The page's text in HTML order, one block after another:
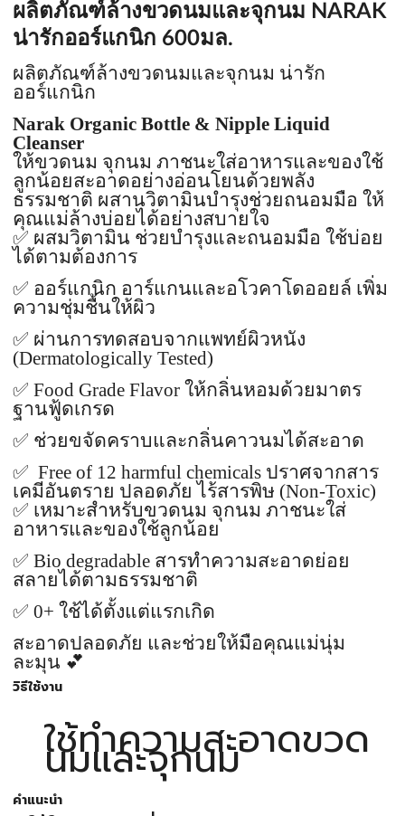
ผลิตภัณฑ์ล้างขวดนมและจุกนม NARAK
น่ารักออร์แกนิก 600มล.
ผลิตภัณฑ์ล้างขวดนมและจุกนม น่ารัก
ออร์แกนิก
Narak Organic Bottle & Nipple Liquid
Cleanser
ให้ขวดนม จุกนม ภาชนะใส่อาหารและของใช้
ลูกน้อยสะอาดอย่างอ่อนโยนด้วยพลัง
ธรรมชาติ ผสานวิตามินบำรุงช่วยถนอมมือ ให้
คุณแม่ล้างบ่อยได้อย่างสบายใจ
✅ ผสมวิตามิน ช่วยบำรุงและถนอมมือ ใช้บ่อย
ได้ตามต้องการ
✅ ออร์แกนิก อาร์แกนและอโวคาโดออยล์ เพิ่ม
ความชุ่มชื้นให้ผิว
✅ ผ่านการทดสอบจากแพทย์ผิวหนัง
(Dermatologically Tested)
✅ Food Grade Flavor ให้กลิ่นหอมด้วยมาตร
ฐานฟู้ดเกรด
✅ ช่วยขจัดคราบและกลิ่นคาวนมได้สะอาด
✅ Free of 12 harmful chemicals ปราศจากสาร
เคมีอันตราย ปลอดภัย ไร้สารพิษ (Non-Toxic)
✅ เหมาะสำหรับขวดนม จุกนม ภาชนะใส่
อาหารและของใช้ลูกน้อย
✅ Bio degradable สารทำความสะอาดย่อย
สลายได้ตามธรรมชาติ
✅ 0+ ใช้ได้ตั้งแต่แรกเกิด
สะอาดปลอดภัย และช่วยให้มือคุณแม่นุ่ม
ละมุน 💕
วิธีใช้งาน
ใช้ทำความสะอาดขวด
นมและจุกนม
คำแนะนำ